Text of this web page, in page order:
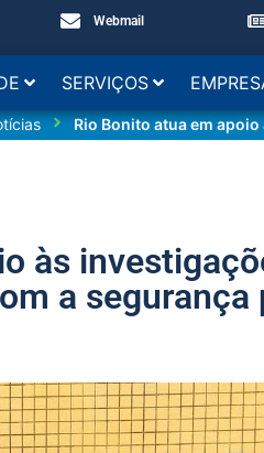
Webmail
SERVIÇOS
Rio Bonito atua em
às
a segurança